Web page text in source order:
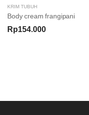
KRIM TUBUH
Body cream frangipani
Rp154.000